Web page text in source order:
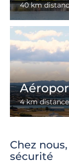
40 km
4 km distance
Chez
sécurité